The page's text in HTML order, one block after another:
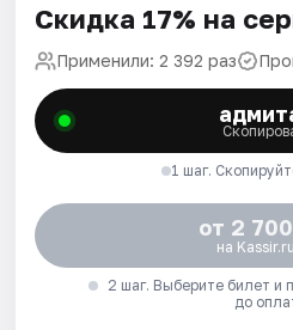
Скидка 17% на
Применили: 2 392 раз
1 шаг.
от 2
на Kassir.ru
2 шаг. Выберите билет и
до